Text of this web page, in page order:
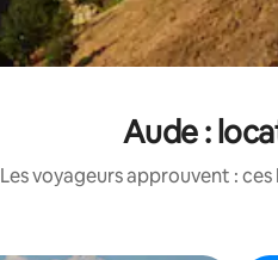
Aude :
Les voyageurs approuvent :